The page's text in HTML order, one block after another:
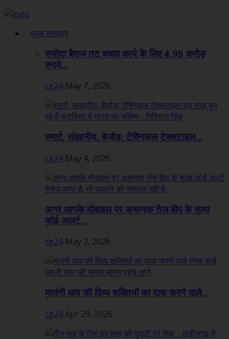
मुख्य समाचार
समोदा बैराज तट बचाव कार्य के लिए 4.95 करोड़
रुपये...
cg24 May 7, 2026
स्मार्ट, संवहनीय, बेजोड़: टेक्निकल टेक्सटाइल...
cg24 May 4, 2026
अगर आपके मोबाइल पर अचानक तेज बीप के साथ
कोई अलर्ट...
cg24 May 2, 2026
मातंगी धाम की दिव्य शक्तियों का दावा करने वाले...
cg24Apr 29, 2026